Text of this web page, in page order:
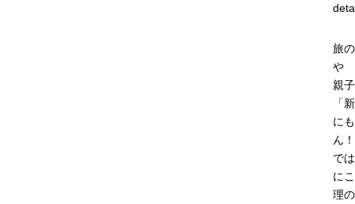
旅
や
親
「
に
ん
で
に
理